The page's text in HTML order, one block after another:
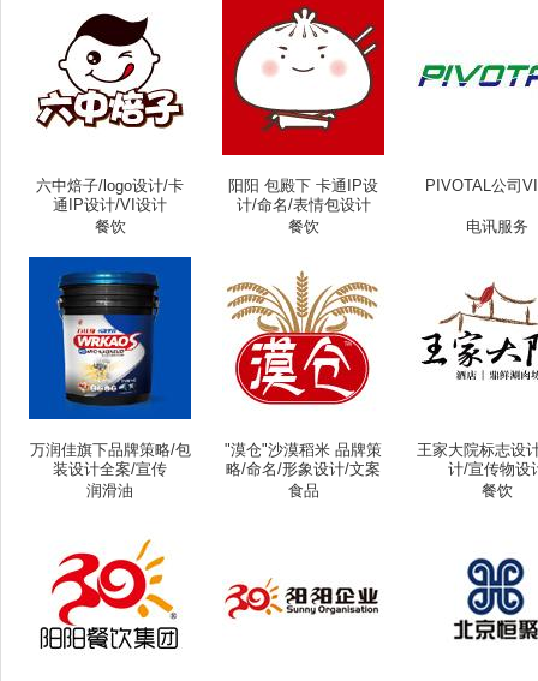
六中焙子/logo设计/卡
通IP设计/VI设计
餐饮
阳阳 包殿下 卡通IP设
计/命名/表情包设计
餐饮
PIVOTAL公司
电讯服务
万润佳旗下品牌策略/包
装设计全案/宣传
润滑油
"漠仓"沙漠稻米 品牌策
略/命名/形象设计/文案
食品
王家大院标志设
计/宣传物设
餐饮